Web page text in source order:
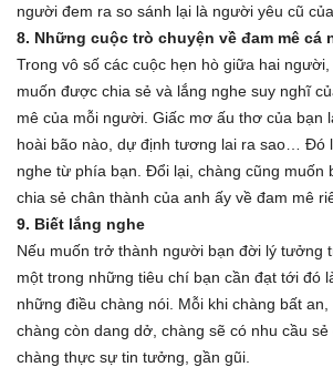
người đem ra so sánh lại là người yêu cũ của
8. Những cuộc trò chuyện về đam mê cá
Trong vô số các cuộc hẹn hò giữa hai
muốn được chia sẻ và lắng nghe suy nghĩ
mê của mỗi người. Giấc mơ ấu thơ của bạn
hoài bão nào, dự định tương lai ra sao… Đó
nghe từ phía bạn. Đổi lại, chàng cũng muốn
chia sẻ chân thành của anh ấy về đam mê
9. Biết lắng nghe
Nếu muốn trở thành người bạn đời lý tưởng
một trong những tiêu chí bạn cần đạt tới đó
những điều chàng nói. Mỗi khi chàng bất
chàng còn dang dở, chàng sẽ có nhu cầu
chàng thực sự tin tưởng, gần gũi.